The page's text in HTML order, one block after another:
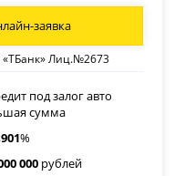
Лиц.№2673
заявка
под залог авто
сумма
901%
000 рублей